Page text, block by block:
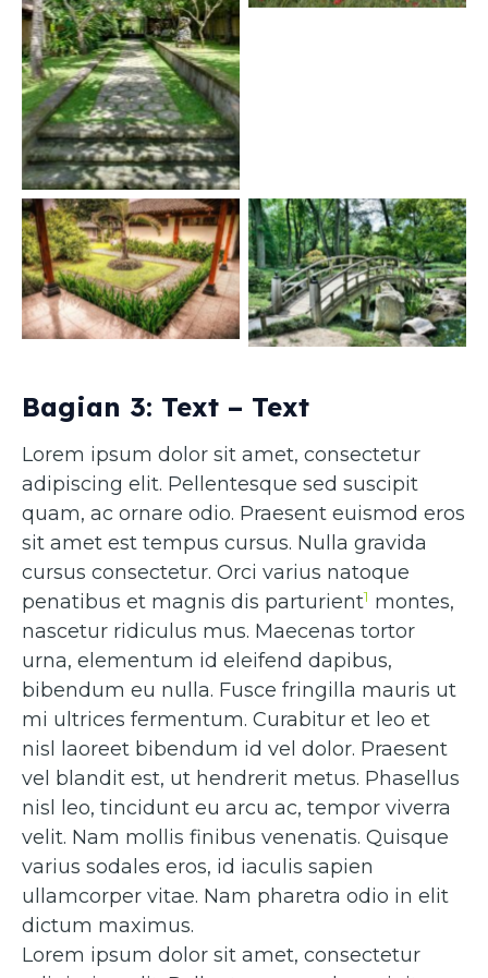
Caption 1
Caption 3 Caption 4
Bagian 3: Text – Text
Lorem ipsum dolor sit amet, consectetur
adipiscing elit. Pellentesque sed suscipit
quam, ac ornare odio. Praesent euismod eros
sit amet est tempus cursus. Nulla gravida
cursus consectetur. Orci varius natoque
penatibus et magnis dis parturient1 montes,
nascetur ridiculus mus. Maecenas tortor
urna, elementum id eleifend dapibus,
bibendum eu nulla. Fusce fringilla mauris ut
mi ultrices fermentum. Curabitur et leo et
nisl laoreet bibendum id vel dolor. Praesent
vel blandit est, ut hendrerit metus. Phasellus
nisl leo, tincidunt eu arcu ac, tempor viverra
velit. Nam mollis finibus venenatis. Quisque
varius sodales eros, id iaculis sapien
ullamcorper vitae. Nam pharetra odio in elit
dictum maximus.
Lorem ipsum dolor sit amet, consectetur